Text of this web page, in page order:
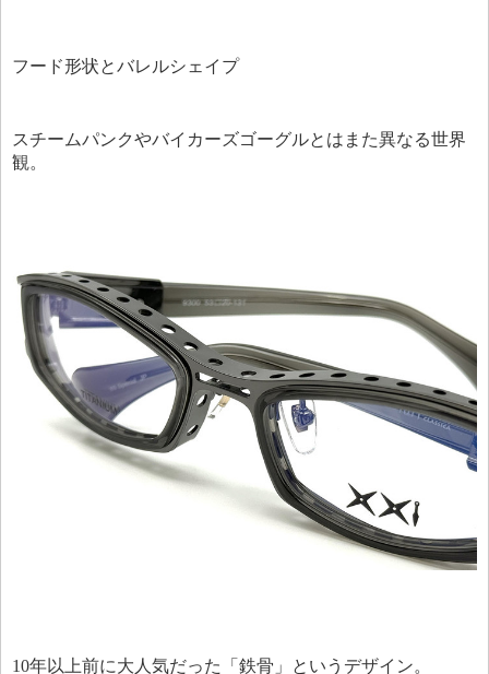
フード形状とバレルシェイプ
スチームパンクやバイカーズゴーグルとはまた異なる世界
観。
10年以上前に大人気だった「鉄骨」というデザイン。